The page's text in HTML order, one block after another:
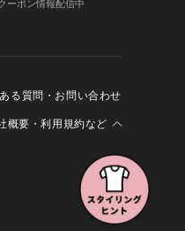
ーポン情報配信中
る質問・お問い合わせ
概要・利用規約など
する法律に基づく表示
セスログについて
ディアガイドライン